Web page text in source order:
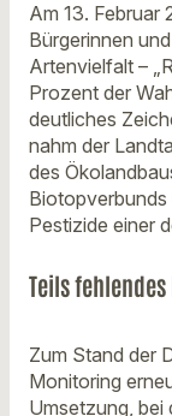
Am 13. Februar
Bürgerinnen
Artenvielfalt –
Prozent der
deutliches
nahm der
des
Biotopverbunds
Pestizide einer
Teils
Zum Stand der
Monitoring
Umsetzung, bei